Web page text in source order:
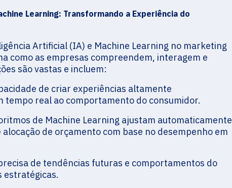
Learning: Transformando a Experiência do
Artificial (IA) e Machine Learning no marketing
como as empresas compreendem, interagem e
são vastas e incluem:
de criar experiências altamente
tempo real ao comportamento do consumidor.
de Machine Learning ajustam automaticamente
de orçamento com base no desempenho em
de tendências futuras e comportamentos do
estratégicas.